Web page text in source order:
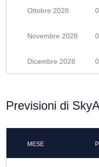
Ottobre 2028
Novembre 2028
Dicembre 2028
Previsioni di
MESE